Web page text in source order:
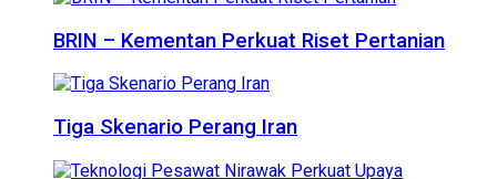
BRIN – Kementan Perkuat Riset Pertanian
Tiga Skenario Perang Iran